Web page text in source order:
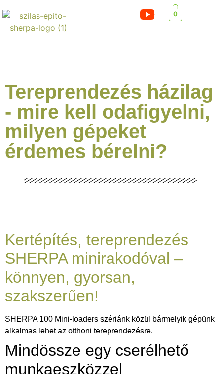
0
Tereprendezés házilag
- mire kell odafigyelni,
milyen gépeket
érdemes bérelni?
Kertépítés, tereprendezés
SHERPA minirakodóval –
könnyen, gyorsan,
szakszerűen!
SHERPA 100 Mini-loaders szériánk közül bármelyik gépünk
alkalmas lehet az otthoni tereprendezésre.
Mindössze egy cserélhető
munkaeszközzel